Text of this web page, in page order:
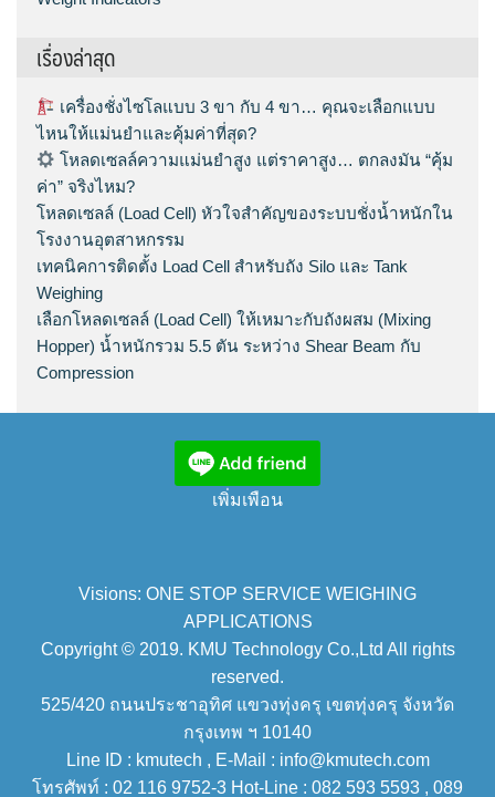
เรื่องล่าสุด
เครื่องชั่งไซโลแบบ 3 ขา กับ 4 ขา… คุณจะเลือกแบบ
ไหนให้แม่นยำและคุ้มค่าที่สุด?
โหลดเซลล์ความแม่นยำสูง แต่ราคาสูง… ตกลงมัน “คุ้ม
ค่า” จริงไหม?
โหลดเซลล์ (Load Cell) หัวใจสำคัญของระบบชั่งน้ำหนักใน
โรงงานอุตสาหกรรม
เทคนิคการติดตั้ง Load Cell สำหรับถัง Silo และ Tank
Weighing
เลือกโหลดเซลล์ (Load Cell) ให้เหมาะกับถังผสม (Mixing
Hopper) น้ำหนักรวม 5.5 ตัน ระหว่าง Shear Beam กับ
Compression
เพิ่มเพือน
Visions: ONE STOP SERVICE WEIGHING
APPLICATIONS
Copyright © 2019. KMU Technology Co.,Ltd All rights
reserved.
525/420 ถนนประชาอุทิศ แขวงทุ่งครุ เขตทุ่งครุ จังหวัด
กรุงเทพ ฯ 10140
Line ID : kmutech , E-Mail : info@kmutech.com
โทรศัพท์ : 02 116 9752-3 Hot-Line : 082 593 5593 , 089